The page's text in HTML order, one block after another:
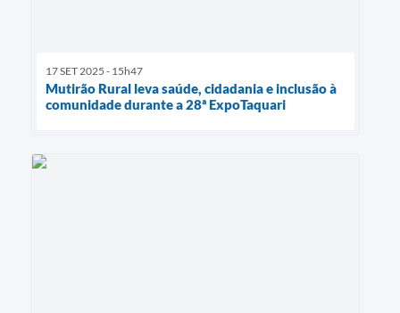
17 SET 2025 - 15h47
Mutirão Rural leva saúde, cidadania e inclusão à
comunidade durante a 28ª ExpoTaquari